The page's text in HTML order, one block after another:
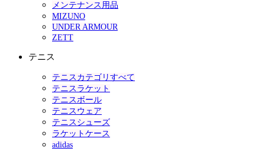
メンテナンス用品
MIZUNO
UNDER ARMOUR
ZETT
テニス
テニスカテゴリすべて
テニスラケット
テニスボール
テニスウェア
テニスシューズ
ラケットケース
adidas